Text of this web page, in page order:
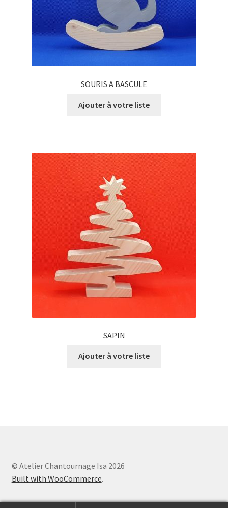
SOURIS A BASCULE
Ajouter à votre liste
SAPIN
Ajouter à votre liste
© Atelier Chantournage Isa 2026
Built with WooCommerce.